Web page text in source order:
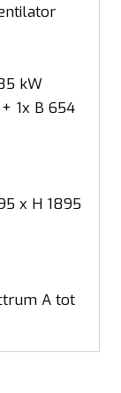
kW
1x B 654
x H 1895
A tot